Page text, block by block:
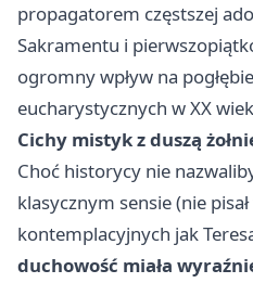
propagatorem częstszej
Sakramentu i
ogromny wpływ na
eucharystycznych w XX
Cichy mistyk z duszą
Choć historycy nie
klasycznym sensie (nie
kontemplacyjnych jak
duchowość miała